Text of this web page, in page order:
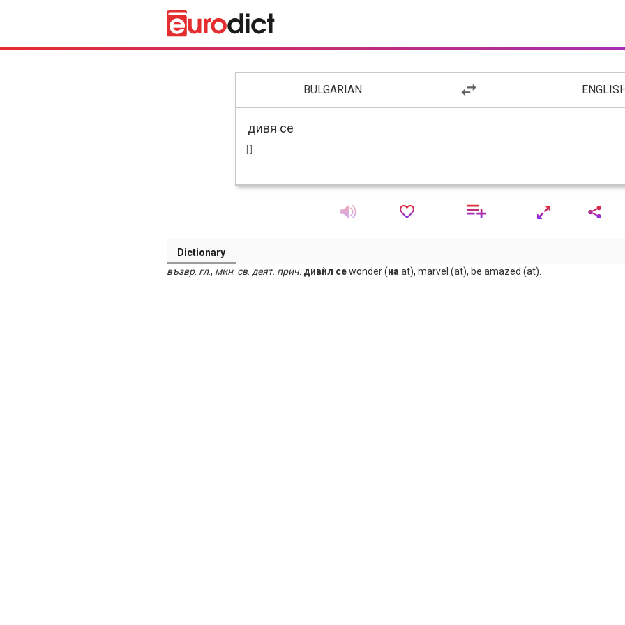
BULGARIAN
Dictionary
възвр. гл., мин. св. деят. прич. дивѝл сеwonder (на at), marvel (at), be amazed (at).